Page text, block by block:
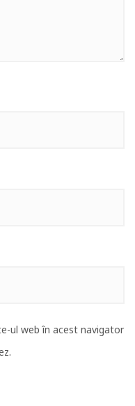
ul web în acest navigator